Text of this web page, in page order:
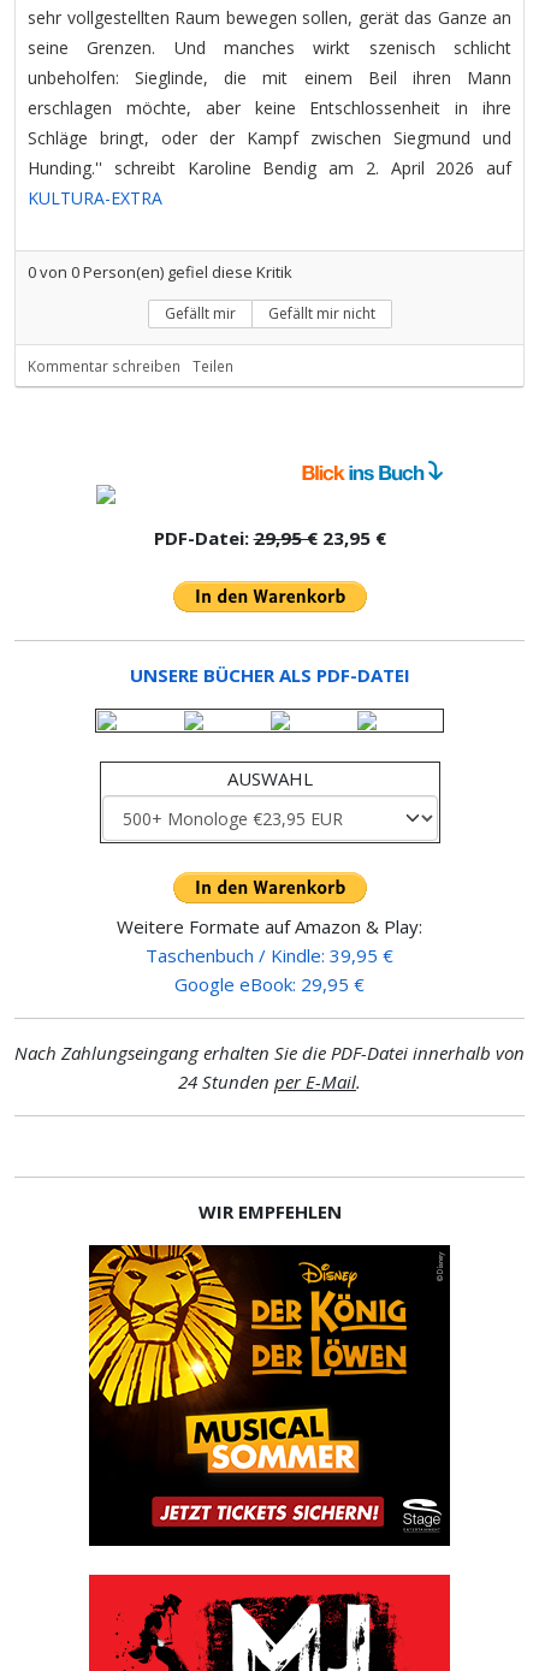
sehr vollgestellten Raum bewegen sollen, gerät das Ganze an
seine Grenzen. Und manches wirkt szenisch schlicht
unbeholfen: Sieglinde, die mit einem Beil ihren Mann
erschlagen möchte, aber keine Entschlossenheit in ihre
Schläge bringt, oder der Kampf zwischen Siegmund und
Hunding.'' schreibt Karoline Bendig am 2. April 2026 auf
KULTURA-EXTRA
0von 0Person(en) gefiel diese Kritik
Gefällt mir Gefällt mir nicht
Kommentar schreiben Teilen
PDF-Datei:29,95 €23,95 €
UNSERE BÜCHER ALS PDF-DATEI
AUSWAHL
Weitere Formate auf Amazon & Play:
Taschenbuch / Kindle: 39,95 €
Google eBook: 29,95 €
Nach Zahlungseingang erhalten Sie die PDF-Datei innerhalb von
24 Stunden per E-Mail.
WIR EMPFEHLEN